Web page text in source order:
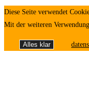
Diese Seite verwendet
Mit der weiteren
Alles klar